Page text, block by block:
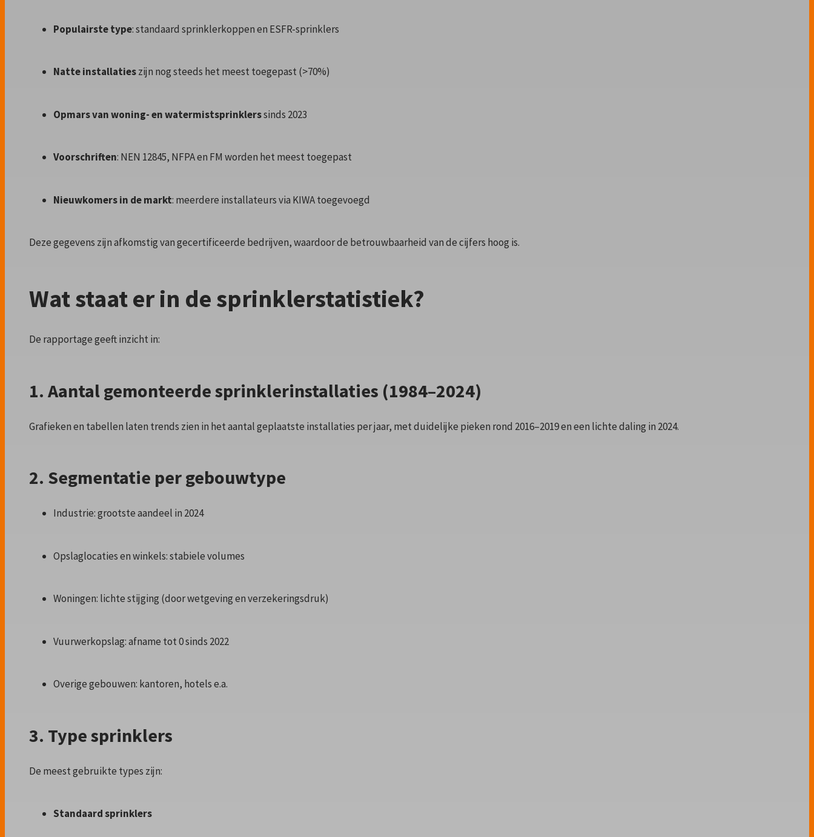
Populairste type: standaard sprinklerkoppen en ESFR-sprinklers
Natte installatieszijn nog steeds het meest toegepast (>70%)
Opmars van woning- en watermistsprinklerssinds 2023
Voorschriften: NEN 12845, NFPA en FM worden het meest toegepast
Nieuwkomers in de markt: meerdere installateurs via KIWA toegevoegd
Deze gegevens zijn afkomstig van gecertificeerde bedrijven, waardoor de betrouwbaarheid van de cijfers hoog is.
Wat staat er in de sprinklerstatistiek?
De rapportage geeft inzicht in:
1. Aantal gemonteerde sprinklerinstallaties (1984–2024)
Grafieken en tabellen laten trends zien in het aantal geplaatste installaties per jaar, met duidelijke pieken rond 2016–2019 en een lichte daling in 2024.
2. Segmentatie per gebouwtype
Industrie: grootste aandeel in 2024
Opslaglocaties en winkels: stabiele volumes
Woningen: lichte stijging (door wetgeving en verzekeringsdruk)
Vuurwerkopslag: afname tot 0 sinds 2022
Overige gebouwen: kantoren, hotels e.a.
3. Type sprinklers
De meest gebruikte types zijn:
Standaard sprinklers